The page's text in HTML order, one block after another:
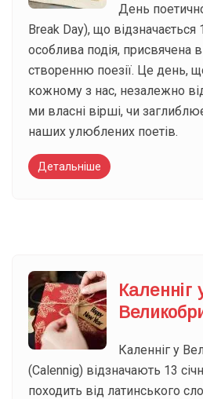
День
Break Day), що відзначається
особлива подія, присвячена
створенню поезії. Це день,
кожному з нас, незалежно
ми власні вірші, чи
наших улюблених поетів.
Детальніше
Каленніг
Каленніг у
(Calennig) відзначають 13
походить від латинського